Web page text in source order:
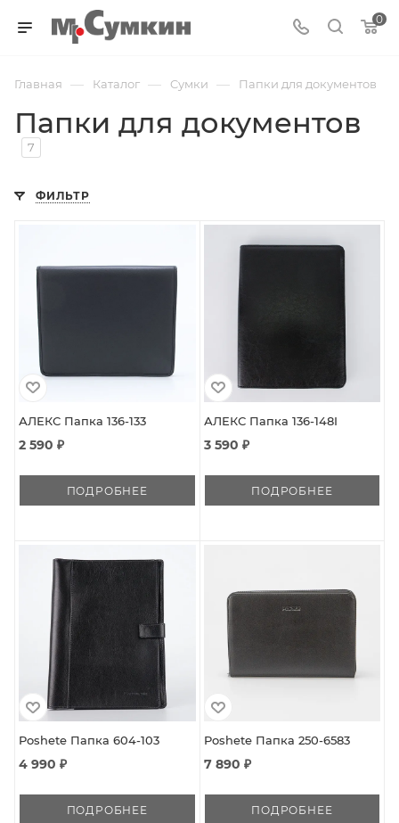
0
Главная — Каталог — Cумки — Папки для документов
Папки для документов
7
ФИЛЬТР
АЛЕКС Папка 136-133
2 590 ₽
ПОДРОБНЕЕ
АЛЕКС Папка 136-148I
3 590 ₽
ПОДРОБНЕЕ
Poshete Папка 604-103
4 990 ₽
ПОДРОБНЕЕ
Poshete Папка 250-6583
7 890 ₽
ПОДРОБНЕЕ